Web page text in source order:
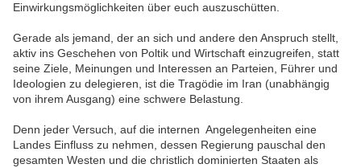
Einwirkungsmöglichkeiten über euch auszuschütten.
Gerade als jemand, der an sich und andere den Anspruch stellt,
aktiv ins Geschehen von Poltik und Wirtschaft einzugreifen, statt
seine Ziele, Meinungen und Interessen an Parteien, Führer und
Ideologien zu delegieren, ist die Tragödie im Iran (unabhängig
von ihrem Ausgang) eine schwere Belastung.
Denn jeder Versuch, auf die internen Angelegenheiten eine
Landes Einfluss zu nehmen, dessen Regierung pauschal den
gesamten Westen und die christlich dominierten Staaten als